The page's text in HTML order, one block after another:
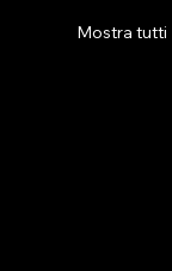
Mostra tutti